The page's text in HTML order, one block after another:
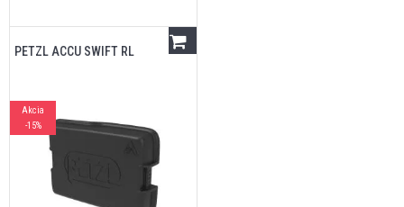
PETZL ACCU SWIFT RL
Akcia
-15%